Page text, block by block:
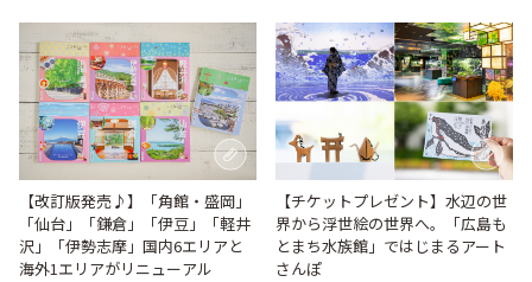
【改訂版発売♪】「角館・盛岡」
「仙台」「鎌倉」「伊豆」「軽井
沢」「伊勢志摩」国内6エリアと
海外1エリアがリニューアル
【チケットプレゼント】水辺の世
界から浮世絵の世界へ。「広島も
とまち水族館」ではじまるアート
さんぽ